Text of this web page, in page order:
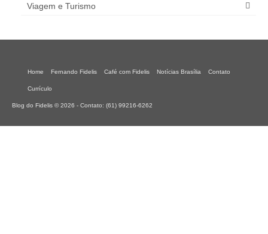
Viagem e Turismo
Home Fernando Fidelis Café com Fidelis Notícias Brasília Contato
Currículo
Blog do Fidelis © 2026 - Contato: (61) 99216-6262